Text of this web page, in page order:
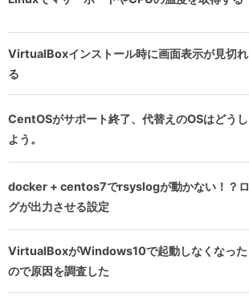
VirtualBoxインストール時に画面表示が見切れ
る
CentOSがサポート終了、代替えのOSはどうし
よう。
docker + centos7でrsyslogが動かない！？ロ
グが出力させる設定
VirtualBoxがWindows10で起動しなくなった
ので原因を調査した